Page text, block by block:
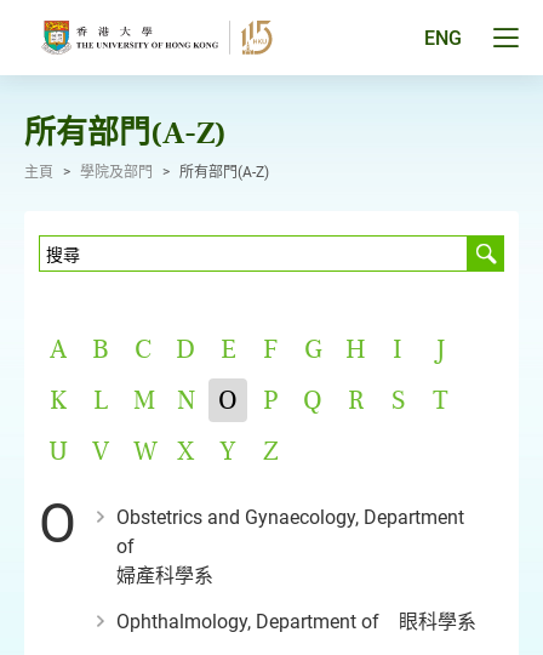
ENG
所有部門(A-Z)
主頁 > 學院及部門 > 所有部門(A-Z)
A B C D E F G H I
J
K
L M N O P Q R S
T
U
V W X Y Z
O
Obstetrics and Gynaecology, Department
of
婦產科學系
Ophthalmology, Department of
眼科學系